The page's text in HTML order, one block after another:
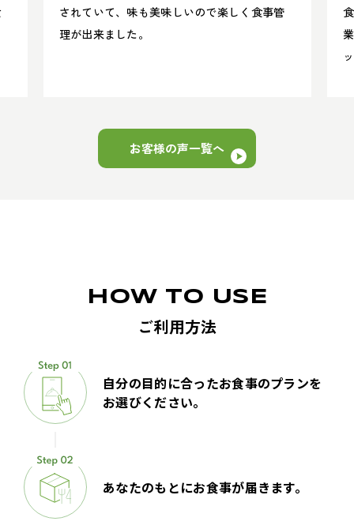
されていて、味も美味しいので楽しく食事管
理が出来ました。
お客様の声一覧へ
HOW TO USE
ご利用方法
自分の目的に合ったお食事のプランを
お選びください。
あなたのもとにお食事が届きます。